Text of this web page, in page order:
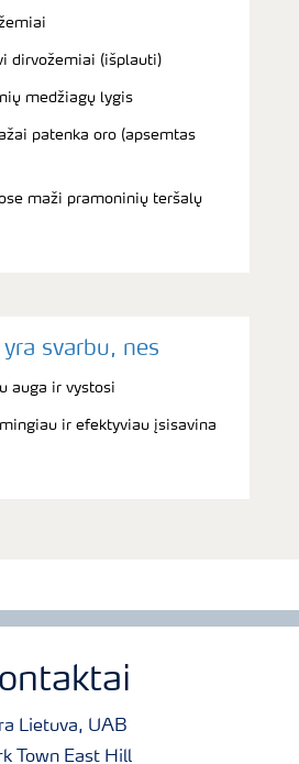
dirvožemiai (išplauti)
medžiagų lygis
patenka oro (apsemtas
maži pramoninių teršalų
yra svarbu, nes
auga ir vystosi
ir efektyviau įsisavina
Lietuva, UAB
Town East Hill